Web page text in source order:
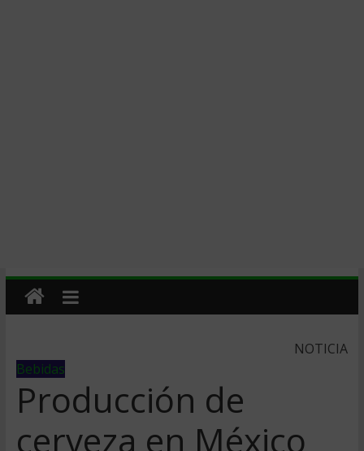
NOTICIA
Bebidas
Producción de
cerveza en México